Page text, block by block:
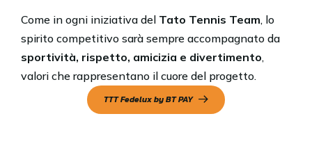
Come in ogni iniziativa del Tato Tennis Team, lo
spirito competitivo sarà sempre accompagnato da
sportività, rispetto, amicizia e divertimento,
valori che rappresentano il cuore del progetto.
TTT Fedelux by BT PAY